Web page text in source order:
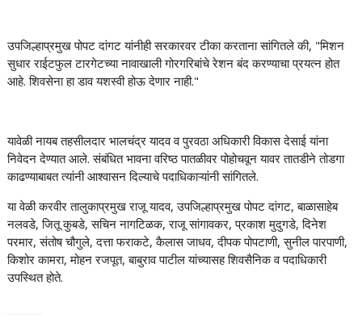
उपजिल्हाप्रमुख पोपट दांगट यांनीही सरकारवर टीका करताना सांगितले की, "मिशन
सुधार राईटफुल टारगेटच्या नावाखाली गोरगरिबांचे रेशन बंद करण्याचा प्रयत्न होत
आहे. शिवसेना हा डाव यशस्वी होऊ देणार नाही."
यावेळी नायब तहसीलदार भालचंद्र यादव व पुरवठा अधिकारी विकास देसाई यांना
निवेदन देण्यात आले. संबंधित भावना वरिष्ठ पातळीवर पोहोचवून यावर तातडीने तोडगा
काढण्याबाबत त्यांनी आश्वासन दिल्याचे पदाधिकाऱ्यांनी सांगितले.
या वेळी करवीर तालुकाप्रमुख राजू यादव, उपजिल्हाप्रमुख पोपट दांगट, बाळासाहेब
नलवडे, जितू कुबडे, सचिन नागटिळक, राजू सांगावकर, प्रकाश मुदुगडे, दिनेश
परमार, संतोष चौगुले, दत्ता फराकटे, कैलास जाधव, दीपक पोपटाणी, सुनील पारपाणी,
किशोर कामरा, मोहन रजपूत, बाबुराव पाटील यांच्यासह शिवसैनिक व पदाधिकारी
उपस्थित होते.